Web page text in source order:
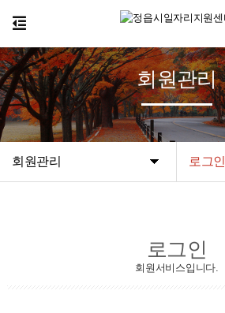
회원관리 로그인
회원관리
로그인
회원서비스입니다.